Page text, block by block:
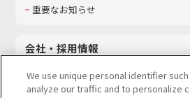
重要なお知らせ
会社・採用情報
採用情報
We use unique personal identifier
analyze our traffic and to personalize